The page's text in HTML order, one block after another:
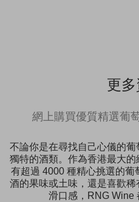
更
網上購買優質精選葡
不論你是在尋找自己心儀的
獨特的酒類。作為香港最大
有超過 4000 種精心挑選的
酒的果味或土味，還是喜歡
滑口感，RNG Wine